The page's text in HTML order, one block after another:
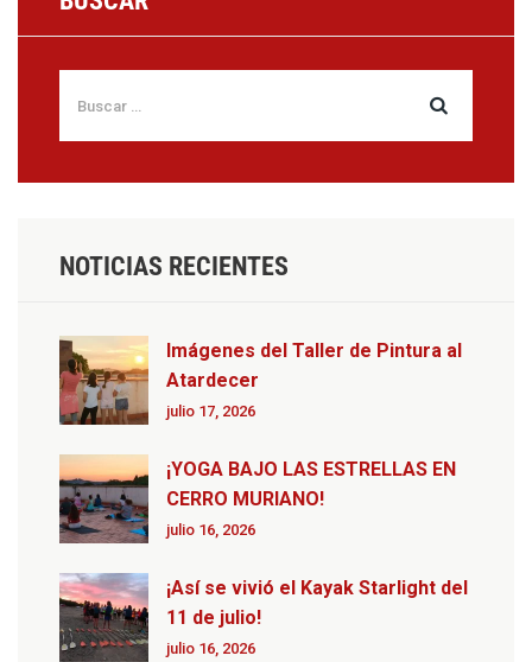
NOTICIAS RECIENTES
Imágenes del Taller de Pintura al
Atardecer
julio 17, 2026
¡YOGA BAJO LAS ESTRELLAS EN
CERRO MURIANO!
julio 16, 2026
¡Así se vivió el Kayak Starlight del
11 de julio!
julio 16, 2026